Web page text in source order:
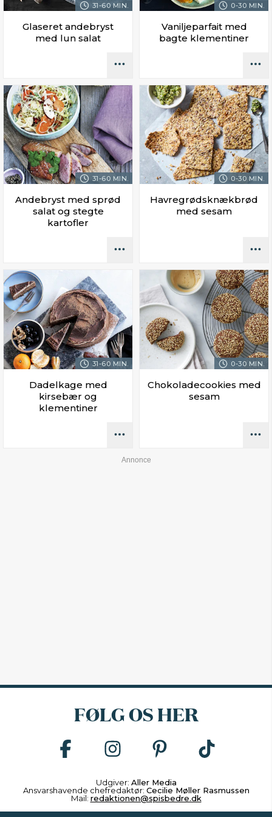
31-60 MIN.
Glaseret andebryst
med lun salat
0-30 MIN.
Vaniljeparfait med
bagte klementiner
31-60 MIN.
Andebryst med sprød
salat og stegte
kartofler
0-30 MIN.
Havregrødsknækbrød
med sesam
31-60 MIN.
Dadelkage med
kirsebær og
klementiner
0-30 MIN.
Chokoladecookies med
sesam
FØLG OS HER
Udgiver: Aller Media
Ansvarshavende chefredaktør: Cecilie Møller Rasmussen
Mail: redaktionen@spisbedre.dk